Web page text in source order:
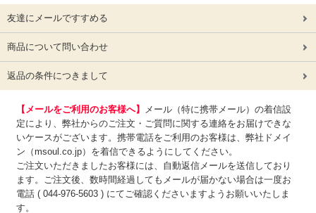
友達にメールですすめる
商品について問い合わせ
返品の条件につきまして
【メールをご利用のお客様へ】
メール（特に携帯メール）の着信設
定により、弊社からのご注文・ご質問に関する連絡をお届けできな
いケースがございます。携帯電話をご利用のお客様は、弊社ドメイ
ン（msoul.co.jp）を着信できるようにしてください。
ご注文いただきましたお客様には、自動返信メールを送信しており
ます。ご注文後、数時間経過してもメールが届かない場合は一度お
電話 ( 044-976-5603 ) にてご確認くださいますようお願いいたしま
す。